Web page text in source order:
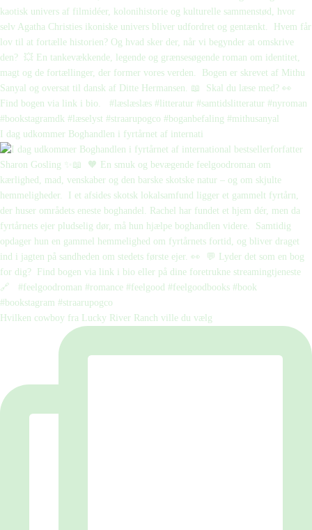
I dag udkommer Boghandlen i fyrtårnet af internati
Hvilken cowboy fra Lucky River Ranch ville du vælg